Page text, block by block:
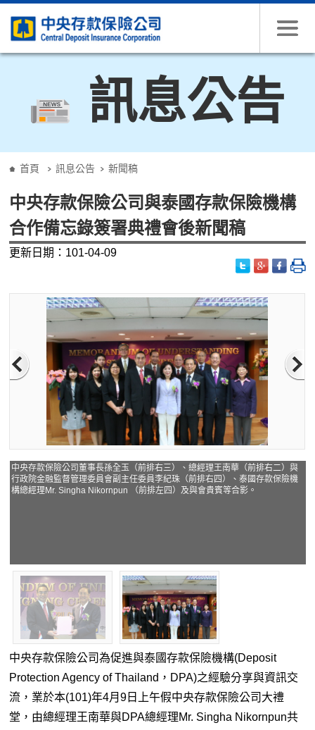
訊息公告
首頁 訊息公告 新聞稿
中央存款保險公司與泰國存款保險機構
合作備忘錄簽署典禮會後新聞稿
更新日期：101-04-09
中央存款保險公司董事長孫全玉（前排右三）、總經理王南華（前排右二）與
行政院金融監督管理委員會副主任委員李紀珠（前排右四）、泰國存款保險機
構總經理Mr. Singha Nikornpun （前排左四）及與會貴賓等合影。
中央存款保險公司為促進與泰國存款保險機構(Deposit
Protection Agency of Thailand，DPA)之經驗分享與資訊交
流，業於本(101)年4月9日上午假中央存款保險公司大禮
堂，由總經理王南華與DPA總經理Mr. Singha Nikornpun共